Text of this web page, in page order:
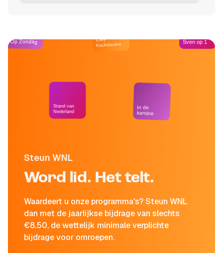
Steun WNL
Word lid. Het telt.
Waardeert u onze programma's? Steun WNL
dan met de jaarlijkse bijdrage van slechts
€8,50, de wettelijk minimale verplichte
bijdrage voor omroepen.
Op Zondag
Stand van
Nederland
Café
Kockelmann
In de
kantine
Sven op 1